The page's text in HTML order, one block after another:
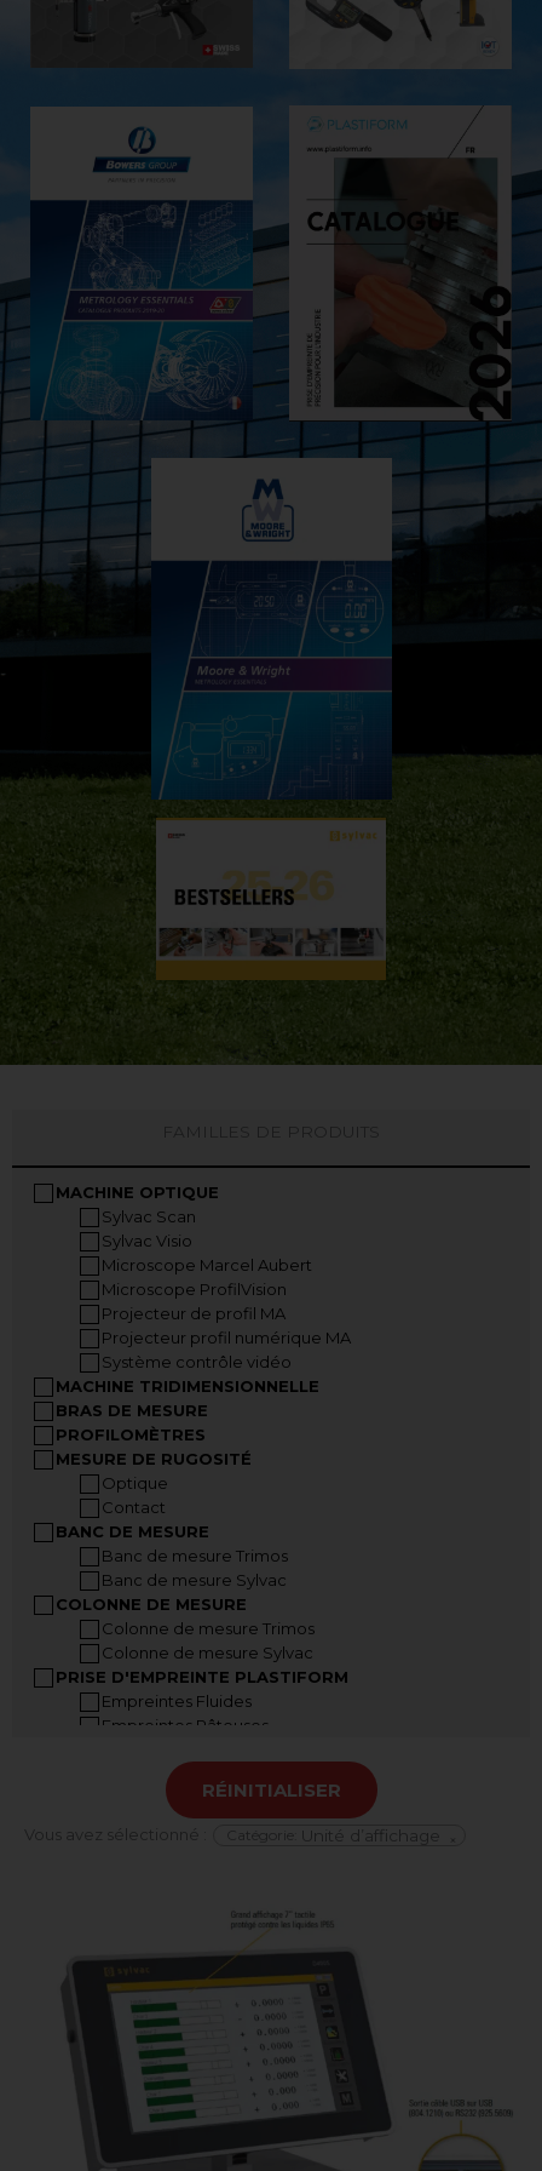
MACHINE OPTIQUE
Sylvac Scan
Sylvac Visio
Microscope Marcel Aubert
Microscope ProfilVision
Projecteur de profil MA
Projecteur profil numérique MA
Système contrôle vidéo
MACHINE TRIDIMENSIONNELLE
BRAS DE MESURE
PROFILOMÈTRES
MESURE DE RUGOSITÉ
Optique
Contact
BANC DE MESURE
Banc de mesure Trimos
Banc de mesure Sylvac
COLONNE DE MESURE
Colonne de mesure Trimos
Colonne de mesure Sylvac
PRISE D'EMPREINTE PLASTIFORM
Empreintes Fluides
Empreintes Pâteuses
Accessoires Plastiform
Mallettes Plastiform
INSTRUMENTS A MAIN
Pied à coulisse
Vis micrométriques
Mesureur d’angle
COMPARATEURS
Comparateurs analogiques
Comparateurs digitaux
Banc de contrôle de comparateur
Indicateurs à levier analogiques
Indicateurs à levier digitaux
Supports comparateurs
RÉINITIALISER
Vous avez sélectionné : Catégorie Unité d’affichage ×